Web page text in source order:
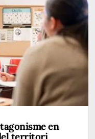
en
territori